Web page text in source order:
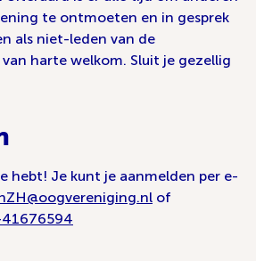
te ontmoeten en in gesprek
als niet-leden van de
harte welkom. Sluit je gezellig
hebt! Je kunt je aanmelden per e-
of